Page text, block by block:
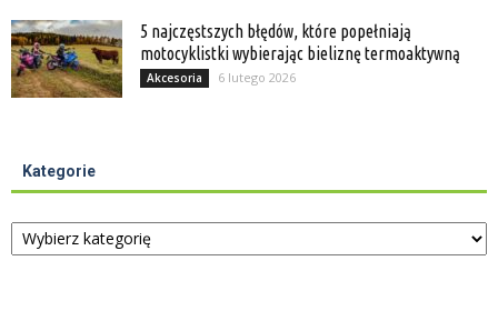
5 najczęstszych błędów, które popełniają
motocyklistki wybierając bieliznę termoaktywną
Akcesoria 6 lutego 2026
Kategorie
Kategorie